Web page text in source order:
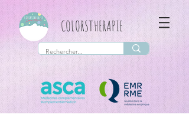
COLORSTHERAPIE